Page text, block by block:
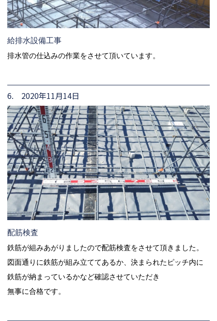
給排水設備工事
排水管の仕込みの作業をさせて頂いています。
6. 2020年11月14日
配筋検査
鉄筋が組みあがりましたので配筋検査をさせて頂きました。
図面通りに鉄筋が組み立ててあるか、決まられたピッチ内に
鉄筋が納まっているかなど確認させていただき
無事に合格です。